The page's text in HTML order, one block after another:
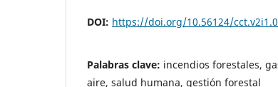
DOI: https://doi.org/10.56124/
Palabras clave: incendios forestales,
aire, salud humana, gestión forestal